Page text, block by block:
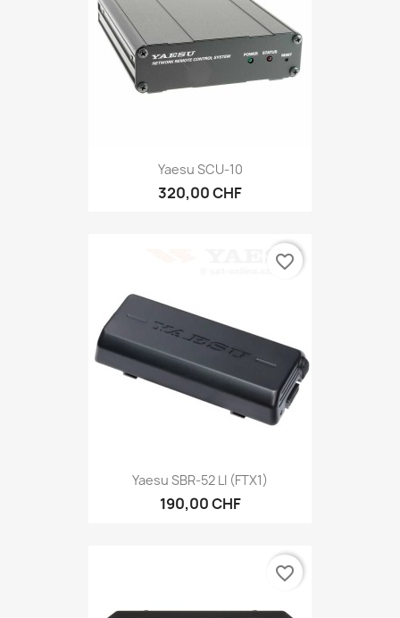
Yaesu SCU-10
320,00 CHF
Yaesu SBR-52 LI (FTX1)
190,00 CHF
favorite_border
favorite_border